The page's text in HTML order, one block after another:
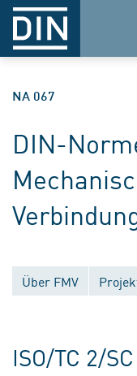
NA 067
DIN-
Über FMV
ISO/TC 2/